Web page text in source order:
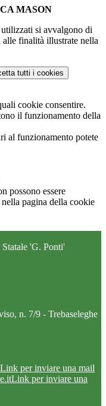
MASON
si avvalgono di
finalità illustrate nella
tutti i cookies
cookie consentire.
il funzionamento della
al funzionamento potete
possono essere
pagina della cookie
'G. Ponti'
n. 7/9 - Trebaseleghe
Link per inviare una mail
Link per inviare una